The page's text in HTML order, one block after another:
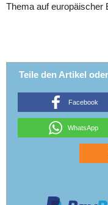
Thema auf europäischer
Teile den Artikel
Facebook
WhatsApp